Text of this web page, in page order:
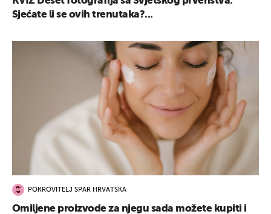
Sjećate li se ovih trenutaka?...
POKROVITELJ SPAR HRVATSKA
Omiljene proizvode za njegu sada možete kupiti i